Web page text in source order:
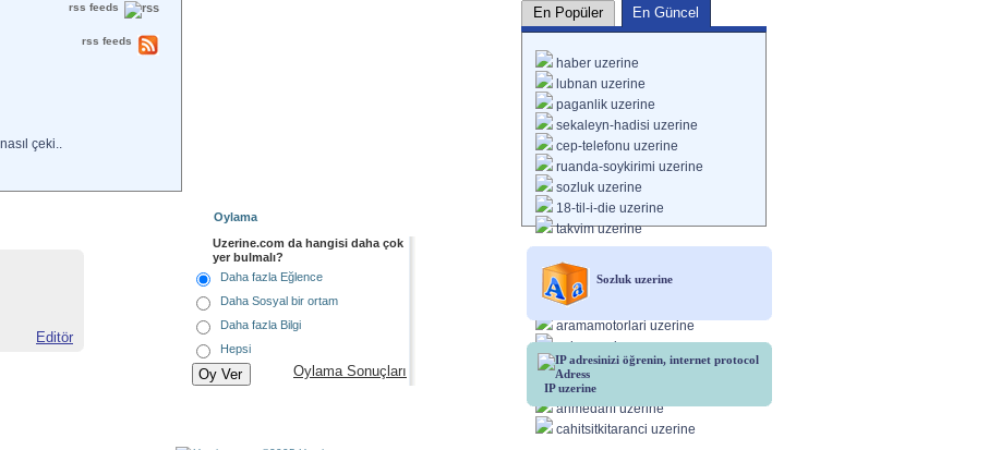
rss feeds
rss feeds
çeki..
Editör
Oylama
Uzerine.com da hangisi daha çok
yer bulmalı?
Daha fazla Eğlence
Daha Sosyal bir ortam
Daha fazla Bilgi
Hepsi
Oylama Sonuçları
En Popüler En Güncel
haber uzerine
lubnan uzerine
paganlik uzerine
sekaleyn-hadisi uzerine
cep-telefonu uzerine
ruanda-soykirimi uzerine
sozluk uzerine
18-til-i-die uzerine
takvim uzerine
ikinci-jeanpaul uzerine
freebsd uzerine
apiterapi uzerine
aramamotorlari uzerine
uyku uzerine
kazimkoyuncu uzerine
peyzaj uzerine
ahmedarif uzerine
cahitsitkitaranci uzerine
Sozluk uzerine
IP uzerine